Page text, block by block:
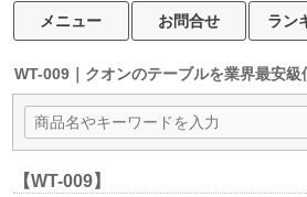
メニュー お問合せ ラン
WT-009｜クオンのテーブルを業界最安級
【WT-009】